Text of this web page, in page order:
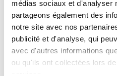
médias sociaux et d'analyser
partageons également des
notre site avec nos
publicité et d'analyse, qui
avec d'autres informations
ou qu'ils ont collectées lors
canalisations et de
en service
Entretien et gestion du
Se connecter
J'ai déjà un compte
Adresse email *